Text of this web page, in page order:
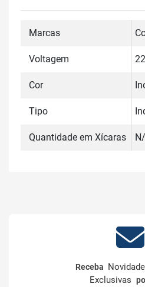
Marcas
Voltagem
Cor
Tipo
Quantidade em Xícaras
Receba
Exclusivas